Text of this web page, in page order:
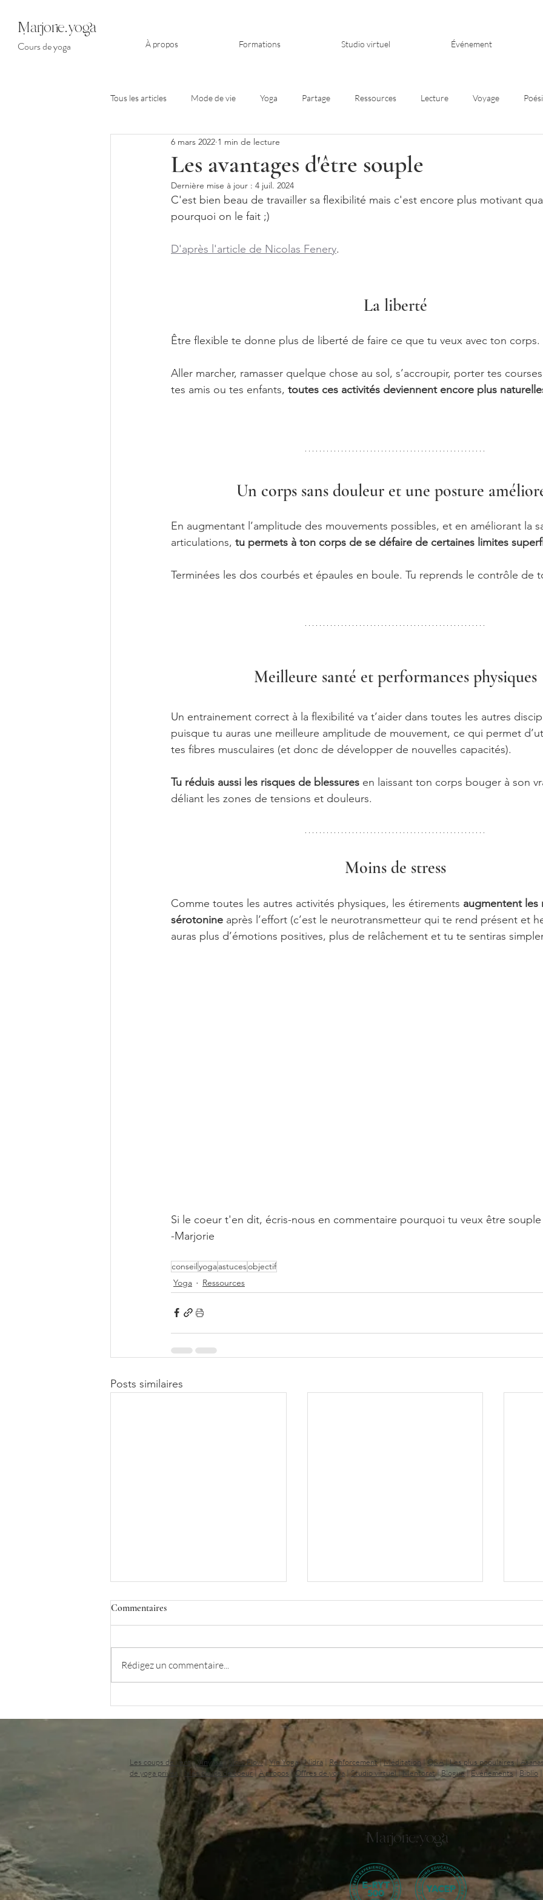
arjorie.yoga
Cours de yoga À propos Formations Studio virtuel Événement
Tous les articles Mode de vie Yoga Partage Ressources Lecture Voyage
Les avantages d'être souple
6 mars 2022 1 min de lecture
Dernière mise à jour : 4 juil. 2024
C'est bien beau de travailler sa flexibilité mais c'est encore plus motivant
pourquoi on le fait ;)
D'après l'article de Nicolas Fenery.
La liberté
Être flexible te donne plus de liberté de faire ce que tu veux avec ton corps.
Aller marcher, ramasser quelque chose au sol, s’accroupir, porter tes
tes amis ou tes enfants, toutes ces activités deviennent encore plus
Un corps sans douleur et une posture
En augmentant l’amplitude des mouvements possibles, et en améliorant la
articulations, tu permets à ton corps de se défaire de certaines limites
Terminées les dos courbés et épaules en boule. Tu reprends le contrôle de
Meilleure santé et performances physiques
Un entrainement correct à la flexibilité va t’aider dans toutes les autres
puisque tu auras une meilleure amplitude de mouvement, ce qui permet
tes fibres musculaires (et donc de développer de nouvelles capacités).
Tu réduis aussi les risques de blessures en laissant ton corps bouger à son
déliant les zones de tensions et douleurs.
Moins de stress
Comme toutes les autres activités physiques, les étirements augmentent
sérotonine après l’effort (c’est le neurotransmetteur qui te rend présent et
auras plus d’émotions positives, plus de relâchement et tu te sentiras
Si le coeur t'en dit, écris-nous en commentaire pourquoi tu veux être souple
-Marjorie
conseilyogaastucesobjectif
Yoga
Ressources
Posts similaires
sur les Samskaras
Commentaires
Rédigez un commentaire...
Les coups de vent|Vinyasa| Slow Flow|Yin Yoga|Nidra | Renforcement|Méditation | Q&A|Les plus populaires|
de yoga privés
Mes coups de coeur À propos |Offres de yoga |Studio virtuel Mentorat|Blogue|Évènements| Biblio
Marjorie.yoga